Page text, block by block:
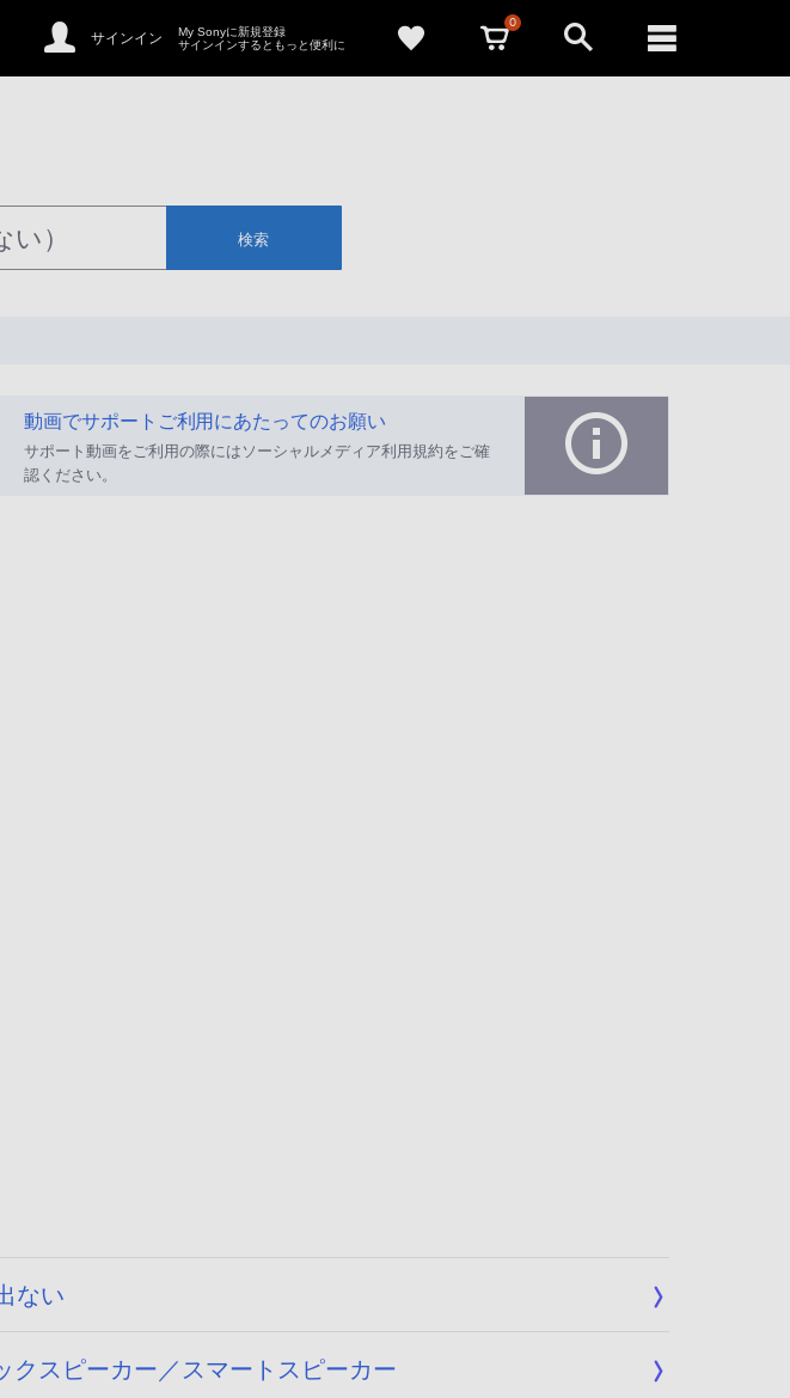
サインイン
My Sonyに新規登録
サインインするともっと便利に
0
検索
動画でサポートご利用にあたってのお願い
サポート動画をご利用の際にはソーシャルメディア利用規約をご確
認ください。
ない
スピーカー／スマートスピーカー